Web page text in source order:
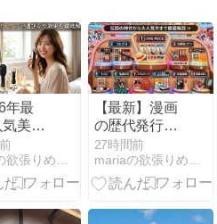
年最
美顔
めラ
グ
おうち
び方
【最新】漫画
の歴代発行部
数ランキング
TOP10！伝説
の神作から大
底解説✨
27時間前